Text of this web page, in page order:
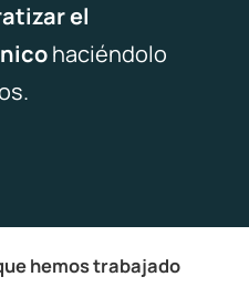
el
haciéndolo
hemos trabajado